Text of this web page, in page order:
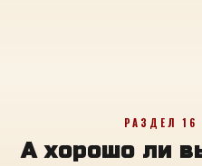
РАЗДЕЛ 16
А хорошо ли